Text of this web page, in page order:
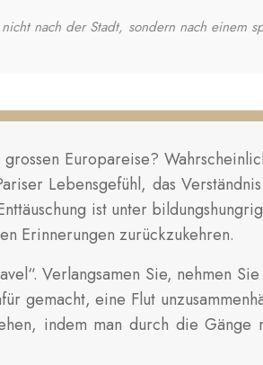
nach der Stadt, sondern nach einem
Europareise?
Lebensgefühl, das
ist unter
Erinnerungen zurückzukehren.
Verlangsamen Sie, nehmen
gemacht, eine Flut
indem man durch die